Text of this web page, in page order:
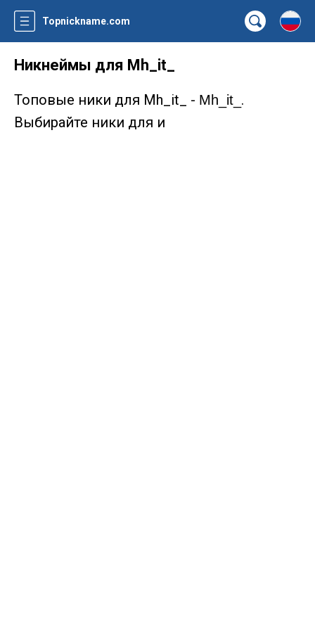
Topnickname.com
Никнеймы для Mh_it_
Топовые ники для Mh_it_ - Mh_it_ .
Выбирайте ники для и